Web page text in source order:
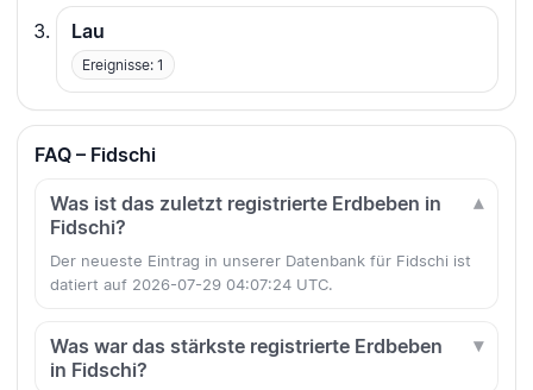
Lau
Ereignisse: 1
FAQ – Fidschi
Was ist das zuletzt registrierte Erdbeben in
Fidschi?
Der neueste Eintrag in unserer Datenbank für Fidschi ist
datiert auf 2026-07-29 04:07:24 UTC.
Was war das stärkste registrierte Erdbeben
in Fidschi?